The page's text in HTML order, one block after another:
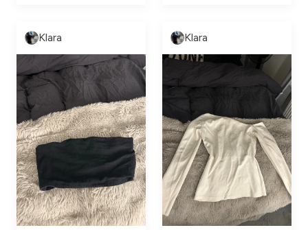
Klara Klara